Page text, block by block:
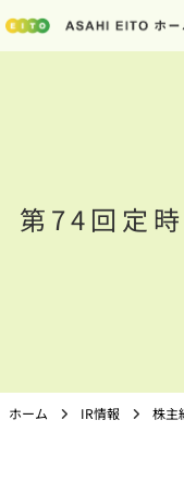
第74回定
ホーム IR情報 株主